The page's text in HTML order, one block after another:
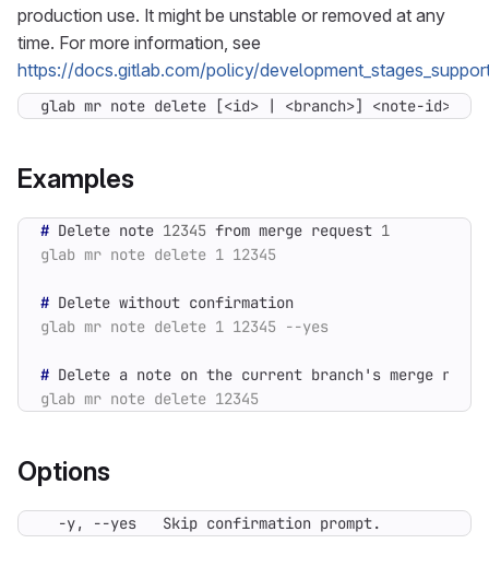
production use. It might be unstable or removed at any
time. For more information, see
https://docs.gitlab.com/policy/
glab mr note delete [<id> | <branch>] <note-id>
Examples
# Delete note 12345 from merge request 1
#
# Delete a note on the current branch'
Options
  -y, --yes   Skip confirmation prompt.